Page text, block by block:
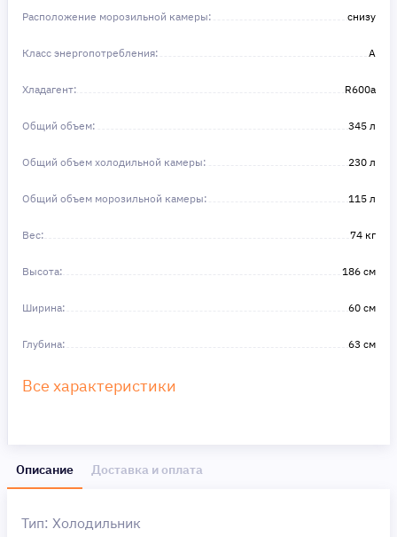
Расположение морозильной камеры: снизу
Класс энергопотребления: A
Хладагент: R600a
Общий объем: 345 л
Общий объем холодильной камеры: 230 л
Общий объем морозильной камеры: 115 л
Вес: 74 кг
Высота: 186 см
Ширина: 60 см
Глубина: 63 см
Все характеристики
Описание Доставка и оплата
Тип: Холодильник